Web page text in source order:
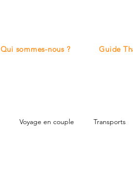
Qui sommes-nous ? Guide
Voyage en couple Transports